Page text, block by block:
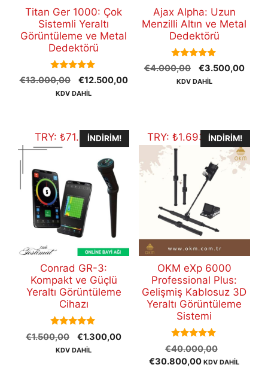
Titan Ger 1000: Çok
Sistemli Yeraltı
Görüntüleme ve Metal
Dedektörü
5.00
out of 5
€13.000,00
Orijinal
fiyat:
€12.500,00Şu
KDV DAHİL
Ajax Alpha: Uzun
Menzilli Altın ve Metal
Dedektörü
5.00
out of 5
€4.000,00
Orijinal
fiyat:
€3.500,00Şu
KDV DAHİL
TRY: ₺71.485,70
İNDIRIM!
Conrad GR-3:
Kompakt ve Güçlü
Yeraltı Görüntüleme
Cihazı
5.00
out of 5
€1.500,00
Orijinal
fiyat:
€1.300,00Şu
KDV DAHİL
TRY:₺1.693.661,20
İNDIRIM!
OKM eXp 6000
Professional Plus:
Gelişmiş Kablosuz 3D
Yeraltı Görüntüleme
Sistemi
5.00
out of 5
€40.000,00
fiyat:
€30.800,00Şu
KDV DAHİL